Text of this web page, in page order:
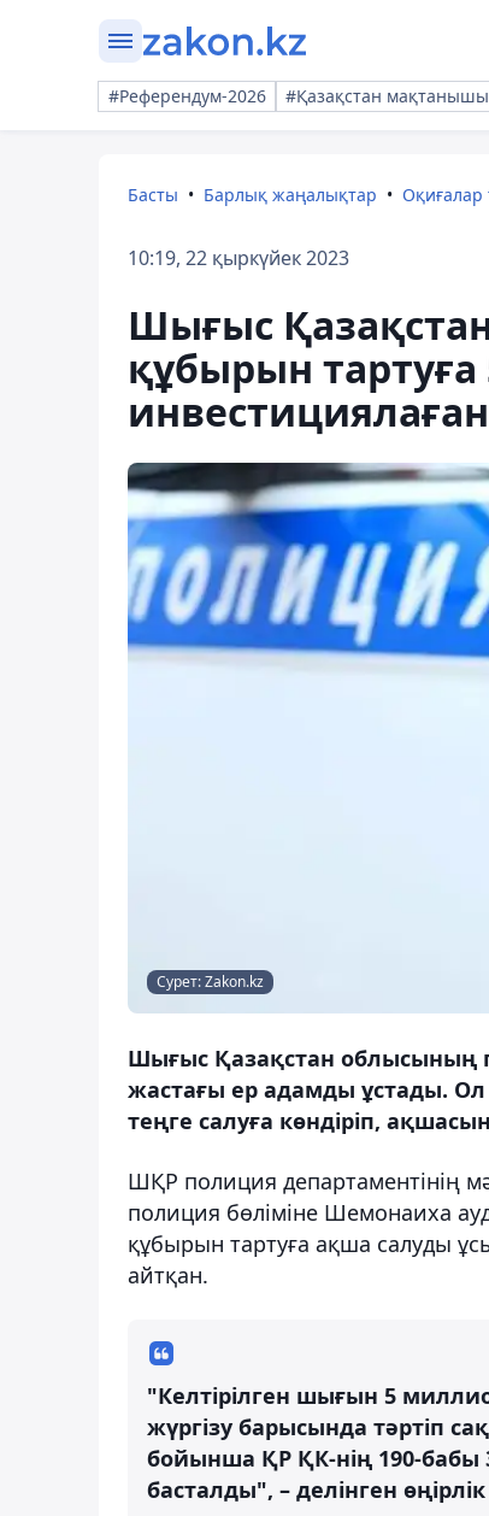
#Референдум-2026 #Қазақстан мақтанышы
Басты Барлық жаңалықтар
10:19, 22 қыркүйек 2023
Шығыс
құбырын
инвестициялаған
Сурет: Zakon.kz
Шығыс Қазақстан облысының
жастағы ер адамды ұстады.
теңге салуға көндіріп,
ШҚР полиция департаментінің
полиция бөліміне Шемонаиха
құбырын тартуға ақша салуды
айтқан.
"Келтірілген шығын 5
жүргізу барысында тәртіп
бойынша ҚР ҚК-нің 190-бабы
басталды", – делінген